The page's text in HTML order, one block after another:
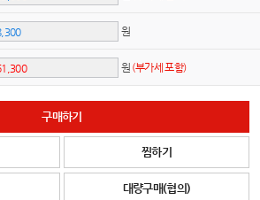
원
원 (부가세 포함)
구매하기
찜하기
대량구매(협의)